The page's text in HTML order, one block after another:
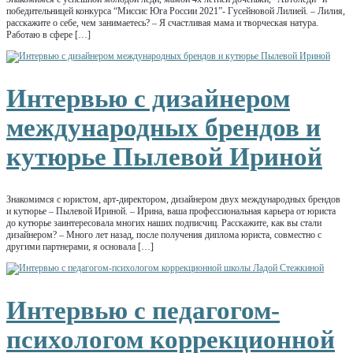
победительницей конкурса “Миссис Юга России 2021”- Гусейновой Лилией. – Лилия,
расскажите о себе, чем занимаетесь? – Я счастливая мама и творческая натура.
Работаю в сфере […]
Интервью с дизайнером
международных брендов и
кутюрье Пылевой Ириной
Знакомимся с юристом, арт-директором, дизайнером двух международных брендов
и кутюрье – Пылевой Ириной. – Ирина, ваша профессиональная карьера от юриста
до кутюрье заинтересовала многих наших подписчиц. Расскажите, как вы стали
дизайнером? – Много лет назад, после получения диплома юриста, совместно с
другими партнерами, я основала […]
Интервью с педагогом-
психологом коррекционной